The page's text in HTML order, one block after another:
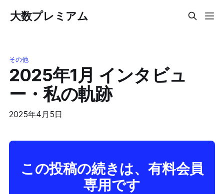
大数プレミアム
その他
2025年1月 インタビュ
ー・私の軌跡
2025年4月5日
この投稿の続きは、有料会員
専用です